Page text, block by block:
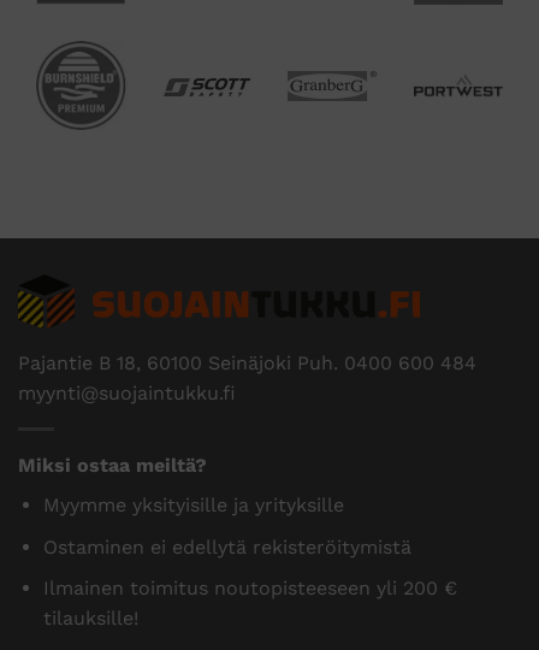
Pajantie B 18, 60100 Seinäjoki Puh. 0400 600 484
myynti@suojaintukku.fi
Miksi ostaa meiltä?
Myymme yksityisille ja yrityksille
Ostaminen ei edellytä rekisteröitymistä
Ilmainen toimitus noutopisteeseen yli 200 €
tilauksille!